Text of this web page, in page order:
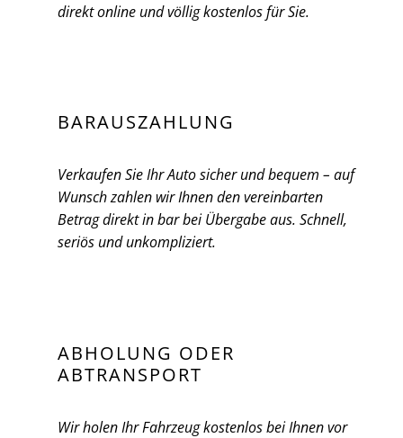
direkt online und völlig kostenlos für Sie.
BARAUSZAHLUNG
Verkaufen Sie Ihr Auto sicher und bequem – auf
Wunsch zahlen wir Ihnen den vereinbarten
Betrag direkt in bar bei Übergabe aus. Schnell,
seriös und unkompliziert.
ABHOLUNG ODER
ABTRANSPORT
Wir holen Ihr Fahrzeug kostenlos bei Ihnen vor